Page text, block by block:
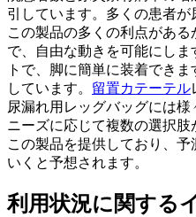
引しています。多くの患者が
この製品の多くの利点があ
で、自由な動きを可能にし
トで、脚に簡単に装着でき
しています。 留置カテーテル
尿漏れ用レッグバッグには
ニーズに応じて複数の選択
この製品を提供しており、
いくと予想されます。
利用状況に関する